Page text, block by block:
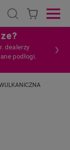
Open search
dealerzy
podłogi.